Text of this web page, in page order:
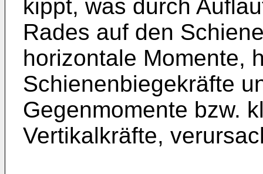
kippt, was durch
Rades auf den
horizontale Momente,
Schienenbiegekräfte
Gegenmomente bzw.
Vertikalkräfte,